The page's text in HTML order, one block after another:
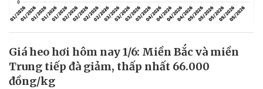
Giá heo hơi hôm nay 1/6: Miền Bắc và miền
Trung tiếp đà giảm, thấp nhất 66.000
đồng/kg